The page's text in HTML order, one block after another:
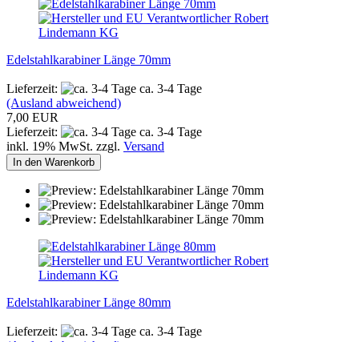
Edelstahlkarabiner Länge 70mm
Lieferzeit:
ca. 3-4 Tage
(Ausland abweichend)
7,00 EUR
Lieferzeit:
ca. 3-4 Tage
inkl. 19% MwSt. zzgl. Versand
In den Warenkorb
Edelstahlkarabiner Länge 80mm
Lieferzeit:
ca. 3-4 Tage